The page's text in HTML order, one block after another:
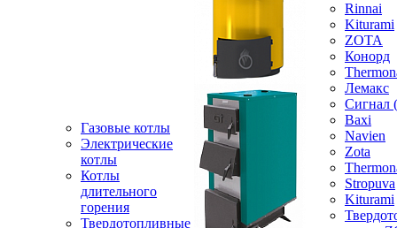
Газовые котлы
Электрические
котлы
Котлы
длительного
горения
Твердотопливные
Rinnai
Kiturami
ZOTA
Конорд
Лемакс
Baxi
Navien
Zota
Stropuva
Kiturami